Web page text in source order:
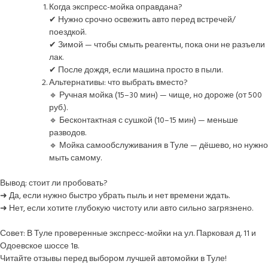
Когда экспресс-мойка оправдана?
✔ Нужно срочно освежить авто перед встречей/
поездкой.
✔ Зимой — чтобы смыть реагенты, пока они не разъели
лак.
✔ После дождя, если машина просто в пыли.
Альтернативы: что выбрать вместо?
🔹 Ручная мойка (15–30 мин) — чище, но дороже (от 500
руб.).
🔹 Бесконтактная с сушкой (10–15 мин) — меньше
разводов.
🔹 Мойка самообслуживания в Туле — дёшево, но нужно
мыть самому.
Вывод: стоит ли пробовать?
➜ Да, если нужно быстро убрать пыль и нет времени ждать.
➜ Нет, если хотите глубокую чистоту или авто сильно загрязнено.
Совет: В Туле проверенные экспресс-мойки на ул. Парковая д. 11 и
Одоевское шоссе 1в.
Читайте отзывы перед выбором лучшей автомойки в Туле!